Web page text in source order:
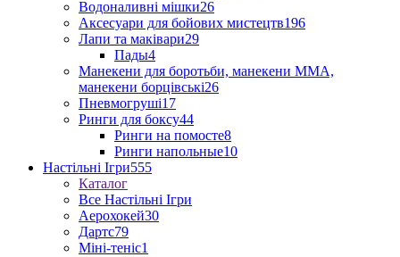
Водоналивні мішки26
Аксесуари для бойових мистецтв196
Лапи та маківари29
Пады4
Манекени для боротьби, манекени ММА,
манекени борцівські26
Пневмогруші17
Ринги для боксу44
Ринги на помосте8
Ринги напольные10
Настільні Ігри555
Каталог
Все Настільні Ігри
Аерохокей30
Дартс79
Міні-теніс1